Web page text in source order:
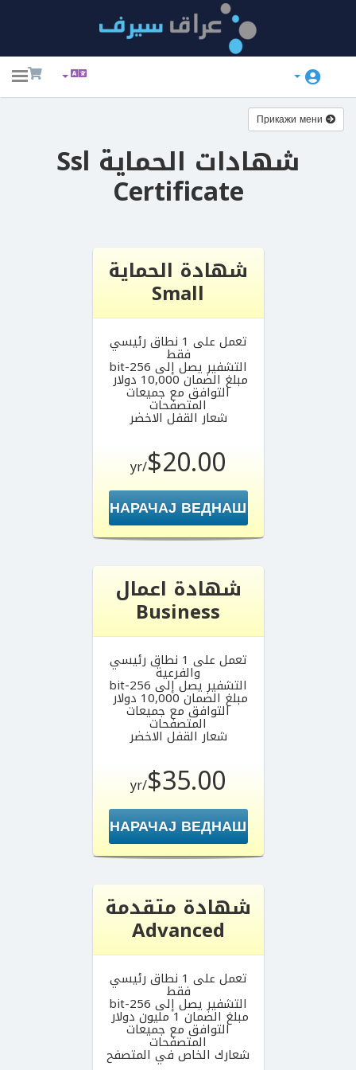
شهادات الحماية Ssl
Certificate
شهادة الحماية
Small
تعمل على 1 نطاق رئيسي
فقط
التشفير يصل إلى 256-bit
مبلغ الضمان 10,000 دولار
التوافق مع جميعات
المتصفحات
شعار القفل الاخضر
$20.00
/yr
НАРАЧАЈ ВЕДНАШ
شهادة اعمال
Business
تعمل على 1 نطاق رئيسي
والفرعية
التشفير يصل إلى 256-bit
مبلغ الضمان 10,000 دولار
التوافق مع جميعات
المتصفحات
شعار القفل الاخضر
$35.00
/yr
НАРАЧАЈ ВЕДНАШ
شهادة متقدمة
Advanced
تعمل على 1 نطاق رئيسي
فقط
التشفير يصل إلى 256-bit
مبلغ الضمان 1 مليون دولار
التوافق مع جميعات
المتصفحات
شعارك الخاص في المتصفح